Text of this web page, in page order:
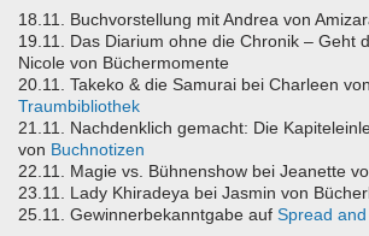
18.11. Buchvorstellung mit Andrea von
19.11. Das Diarium ohne die Chronik – Geht
Nicole von Büchermomente
20.11. Takeko & die Samurai bei Charleen von
Traumbibliothek
21.11. Nachdenklich gemacht: Die
von Buchnotizen
22.11. Magie vs. Bühnenshow bei Jeanette
23.11. Lady Khiradeya bei Jasmin von
25.11. Gewinnerbekanntgabe auf Spread